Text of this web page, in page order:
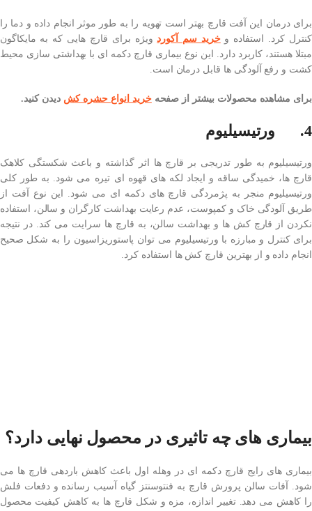
برای درمان این آفت قارچ بهتر است تهویه را به طور موثر انجام داده و دما را
کنترل کرد. استفاده وخرید سم آکوردویژه برای قارچ هایی که به مایکاگون
مبتلا هستند، کاربرد دارد. این نوع بیماری قارچ دکمه ای با بهداشتی سازی محیط
کشت و رفع آلودگی ها قابل درمان است.
برای مشاهده محصولات بیشتر از صفحهخرید انواع حشره کش دیدن کنید.
4. ورتیسیلیوم
ورتیسیلیوم به طور تدریجی بر قارچ ها اثر گذاشته و باعث شکستگی کلاهک
قارچ ها، خمیدگی ساقه و ایجاد لکه های قهوه ای تیره می شود. به طور کلی
ورتیسیلیوم منجر به پژمردگی قارچ های دکمه ای می شود. این نوع آفت از
طریق آلودگی خاک و کمپوست، عدم رعایت بهداشت کارگران و سالن، استفاده
نکردن از قارچ کش ها و بهداشت سالن، به قارچ ها سرایت می کند. در نتیجه
برای کنترل و مبارزه با ورتیسیلیوم می توان پاستوریزاسیون را به شکل صحیح
انجام داده و از بهترین قارچ کش ها استفاده کرد.
بیماری‌ های چه تاثیری در محصول نهایی دارد؟
بیماری های رایج قارچ دکمه ای در وهله اول باعث کاهش باردهی قارچ ها می
شود. آفات سالن پرورش قارچ به فنتوسنتز گیاه آسیب رسانده و دفعات فلش
را کاهش می دهد. تغییر اندازه، مزه و شکل قارچ ها به کاهش کیفیت محصول